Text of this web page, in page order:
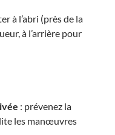
à l’abri (près de la
à l’arrière pour
: prévenez la
les manœuvres